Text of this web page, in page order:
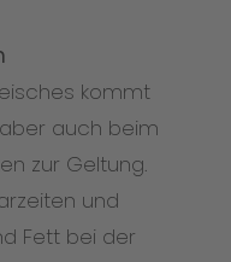
kommt
auch beim
zur Geltung.
und
Fett bei der